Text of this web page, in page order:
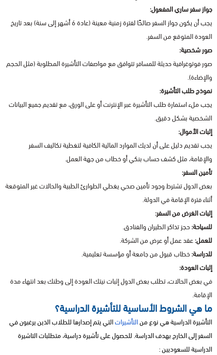
جواز سفر ساري المفعول:
يجب أن يكون جواز السفر صالحًا لفترة زمنية معينة (عادة 6 أشهر إلى سنة) بعد تاريخ
العودة المتوقع من السفر.
صور شخصية:
صور فوتوغرافية حديثة للمسافر تتوافق مع مواصفات التأشيرة المطلوبة (مثل الحجم
والإضاءة).
نموذج طلب التأشيرة:
يجب ملء استمارة طلب التأشيرة عبر الإنترنت أو على الورق، مع تقديم جميع البيانات
الشخصية بشكل دقيق.
إثبات الأموال:
يجب تقديم دليل على أن لديك الموارد المالية الكافية لتغطية تكاليف السفر
والإقامة، مثل كشف حساب بنكي أو خطاب من جهة العمل.
تأمين السفر:
بعض الدول تشترط وجود تأمين صحي يغطي الطوارئ الطبية والحالات غير المتوقعة
أثناء فترة الإقامة في الدولة.
إثبات الغرض من السفر:
للسياحة:حجز تذاكر الطيران والفنادق.
للعمل:عقد عمل أو عرض من الشركة.
للدراسة:خطاب قبول من جامعة أو مؤسسة تعليمية.
إثبات العودة:
في بعض الحالات، تطلب بعض الدول إثبات نيتك العودة إلى وطنك بعد انتهاء مدة
الإقامة.
ما هي الشروط الأساسية للتأشيرة الدراسية؟
التأشيرة الدراسية هي نوع منالتأشيراتالتي يتم إصدارها للطلاب الذين يرغبون في
السفر إلى الخارج بهدف الدراسة. للحصول على تأشيرة دراسية، متطلبات التاشيرة
الدراسية للسعوديين :